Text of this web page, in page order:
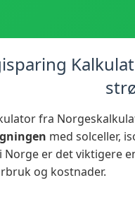
fra
med solceller,
er det viktigere
og kostnader.